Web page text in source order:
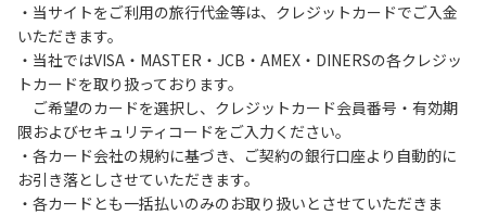
【禁止事項】
カラオケ、発電機、地面での直火による焚き火、キャンプフ
ァイヤー、打ち上げ式花火、テントサウナの設置
【注意事項】
当キャンプ場のそばを流れる歴舟川は、上流で雨が降ると短
時間で増水し、川原で遊んでいると大変危険な状態になりや
すく、過去にも増水により人が流される事故が数件起きてい
・当サイトをご利用の旅行代金等は、クレジットカードでご入金
いただきます。
・当社ではVISA・MASTER・JCB・AMEX・DINERSの各クレジッ
トカードを取り扱っております。
ご希望のカードを選択し、クレジットカード会員番号・有効期
限およびセキュリティコードをご入力ください。
・各カード会社の規約に基づき、ご契約の銀行口座より自動的に
お引き落としさせていただきます。
・各カードとも一括払いのみのお取り扱いとさせていただきま